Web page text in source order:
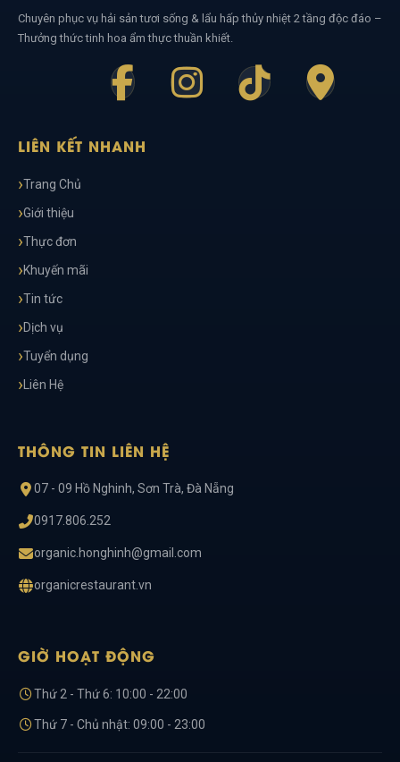
Chuyên phục vụ hải sản tươi sống & lẩu hấp thủy nhiệt 2 tầng độc đáo –
Thưởng thức tinh hoa ẩm thực thuần khiết.
LIÊN KẾT NHANH
Trang Chủ
Giới thiệu
Thực đơn
Khuyến mãi
Tin tức
Dịch vụ
Tuyển dụng
Liên Hệ
THÔNG TIN LIÊN HỆ
07 - 09 Hồ Nghinh, Sơn Trà, Đà Nẵng
0917.806.252
organic.honghinh@gmail.com
organicrestaurant.vn
GIỜ HOẠT ĐỘNG
Thứ 2 - Thứ 6: 10:00 - 22:00
Thứ 7 - Chủ nhật: 09:00 - 23:00